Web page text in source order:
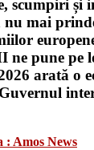
scumpiri și
nu mai
ne pune pe
arată o
Amos News